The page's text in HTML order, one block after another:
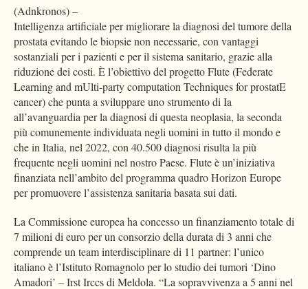
(Adnkronos) –
Intelligenza artificiale per migliorare la diagnosi del tumore della
prostata evitando le biopsie non necessarie, con vantaggi
sostanziali per i pazienti e per il sistema sanitario, grazie alla
riduzione dei costi. È l’obiettivo del progetto Flute (Federate
Learning and mUlti-party computation Techniques for prostatE
cancer) che punta a sviluppare uno strumento di Ia
all’avanguardia per la diagnosi di questa neoplasia, la seconda
più comunemente individuata negli uomini in tutto il mondo e
che in Italia, nel 2022, con 40.500 diagnosi risulta la più
frequente negli uomini nel nostro Paese. Flute è un’iniziativa
finanziata nell’ambito del programma quadro Horizon Europe
per promuovere l’assistenza sanitaria basata sui dati.
La Commissione europea ha concesso un finanziamento totale di
7 milioni di euro per un consorzio della durata di 3 anni che
comprende un team interdisciplinare di 11 partner: l’unico
italiano è l’Istituto Romagnolo per lo studio dei tumori ‘Dino
Amadori’ – Irst Irccs di Meldola. “La sopravvivenza a 5 anni nel